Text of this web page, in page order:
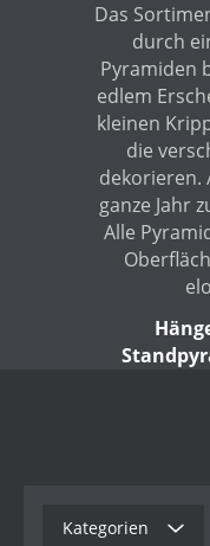
Das
durch
Pyramiden
edlem
kleinen
die
dekorieren.
ganze Jahr
Alle
Kategorien